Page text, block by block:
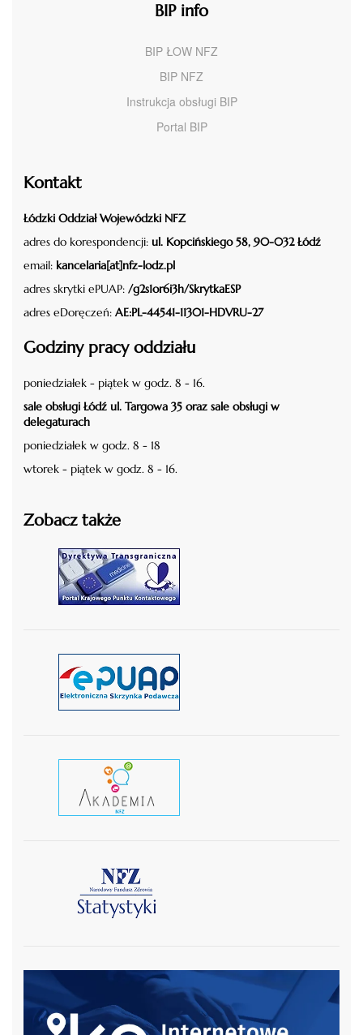
BIP info
BIP ŁOW NFZ
BIP NFZ
Instrukcja obsługi BIP
Portal BIP
Kontakt
Łódzki Oddział Wojewódzki NFZ
adres do korespondencji: ul. Kopcińskiego 58, 90-032 Łódź
email: kancelaria[at]nfz-lodz.pl
adres skrytki ePUAP: /g2s1or6i3h/SkrytkaESP
adres eDoręczeń: AE:PL-44541-11301-HDVRU-27
Godziny pracy oddziału
poniedziałek - piątek w godz. 8 - 16.
sale obsługi Łódź ul. Targowa 35 oraz sale obsługi w
delegaturach
poniedziałek w godz. 8 - 18
wtorek - piątek w godz. 8 - 16.
Zobacz także
czytaj więcej
czytaj więcej
czytaj więcej